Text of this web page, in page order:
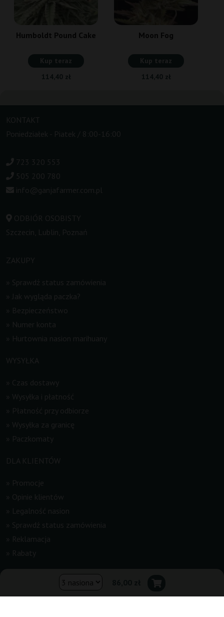
Humboldt Pound Cake
Kup teraz
114,40 zł
Moon Fog
Kup teraz
114,40 zł
KONTAKT
Poniedziałek - Piatek / 8:00-16:00
723 320 553
505 200 780
info@ganjafarmer.com.pl
ODBIÓR OSOBISTY
Szczecin, Lublin, Poznań
ZAKUPY
Sprawdź status zamówienia
Jak wygląda paczka?
Bezpieczeństwo
Numer konta
Hurtownia nasion marihuany
WYSYŁKA
Czas dostawy
Wysyłka i płatność
Płatność przy odbiorze
Wysyłka za granicę
Paczkomaty
DLA KLIENTÓW
Promocje
Opinie klientów
Legalność nasion
Sprawdź status zamówienia
Reklamacja
Rabaty
»Newsletter